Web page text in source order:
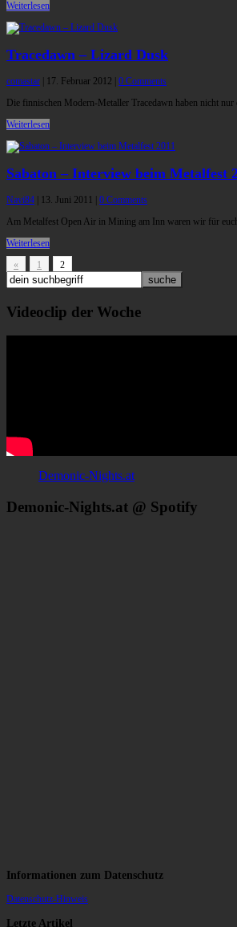
Weiterlesen
Tracedawn – Lizard Dusk
comastar 17. Februar 2012
0 Comments
Die finnischen Modern-Metaller Tracedawn haben nicht
Weiterlesen
Sabaton – Interview beim Metalfest
Navi84 13. Juni 2011
0 Comments
Am Metalfest Open Air in Mining am Inn waren wir für
Weiterlesen
«
1 2
Videoclip der Woche
Demonic-Nights.at
Demonic-Nights.at @ Spotify
Informationen zum Datenschutz
Datenschutz-Hinweis
Letzte Artikel